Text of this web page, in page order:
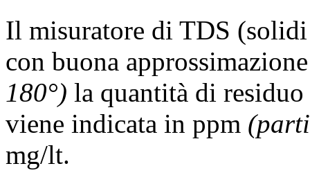
Il misuratore di TDS
con buona
180°) la quantità di
viene indicata in ppm
mg/lt.